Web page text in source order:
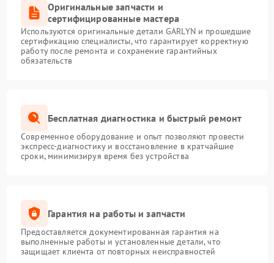
Оригинальные запчасти и
сертифицированные мастера
Используются оригинальные детали GARLYN и прошедшие
сертификацию специалисты, что гарантирует корректную
работу после ремонта и сохранение гарантийных
обязательств
Бесплатная диагностика и быстрый ремонт
Современное оборудование и опыт позволяют провести
экспресс-диагностику и восстановление в кратчайшие
сроки, минимизируя время без устройства
Гарантия на работы и запчасти
Предоставляется документированная гарантия на
выполненные работы и установленные детали, что
защищает клиента от повторных неисправностей